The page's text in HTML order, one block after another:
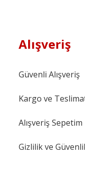
Alışveriş
Güvenli Alışveriş
Kargo ve
Alışveriş Sepetim
Gizlilik ve